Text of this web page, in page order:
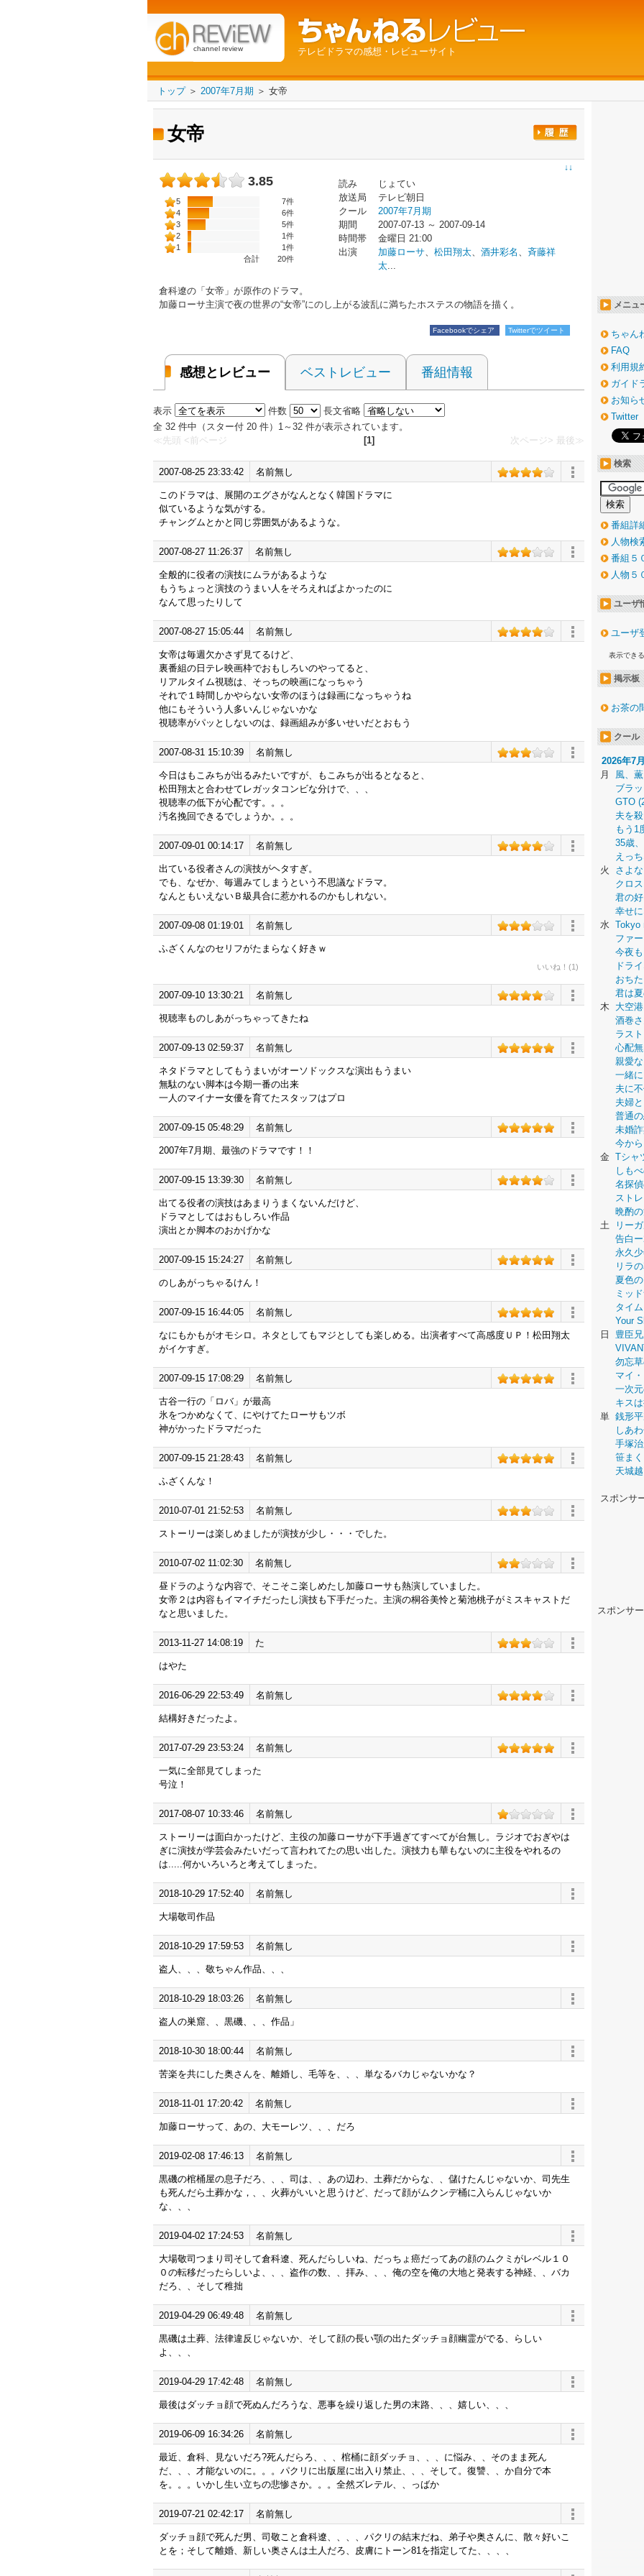
channel review テレビドラマの感想・レビューサイト
トップ＞ 2007年7月期 ＞ 女帝
女帝
↓↓
3.85
5
7件
4
6件
3
5件
2
1件
1
1件
合計
20件
読み
じょてい
放送局
テレビ朝日
クール
2007年7月期
期間
2007-07-13 ～ 2007-09-14
時間帯
金曜日 21:00
出演
加藤ローサ、 松田翔太、 酒井彩名 、 斉藤祥
太...
倉科遼の「女帝」が原作のドラマ。
加藤ローサ主演で夜の世界の“女帝”にのし上がる波乱に満ちたホステスの物語を描く。
Facebookでシェア Twitterでツイート
感想とレビュー ベストレビュー 番組情報
表示 件数
長文省略
全 32 件中（スター付 20 件）1～32 件が表示されています。
≪先頭 <前ページ 次ページ> 最後≫
[1]
2007-08-25 23:33:42 名前無し
このドラマは、展開のエグさがなんとなく韓国ドラマに
似ているような気がする。
チャングムとかと同じ雰囲気があるような。
2007-08-27 11:26:37 名前無し
全般的に役者の演技にムラがあるような
もうちょっと演技のうまい人をそろえればよかったのに
なんて思ったりして
2007-08-27 15:05:44 名前無し
女帝は毎週欠かさず見てるけど、
裏番組の日テレ映画枠でおもしろいのやってると、
リアルタイム視聴は、そっちの映画になっちゃう
それで１時間しかやらない女帝のほうは録画になっちゃうね
他にもそういう人多いんじゃないかな
視聴率がパッとしないのは、録画組みが多いせいだとおもう
2007-08-31 15:10:39 名前無し
今日はもこみちが出るみたいですが、もこみちが出るとなると、
松田翔太と合わせてレガッタコンビな分けで、、、
視聴率の低下が心配です。。。
汚名挽回できるでしょうか。。。
2007-09-01 00:14:17 名前無し
出ている役者さんの演技がヘタすぎ。
でも、なぜか、毎週みてしまうという不思議なドラマ。
なんともいえないＢ級具合に惹かれるのかもしれない。
2007-09-08 01:19:01 名前無し
ふざくんなのセリフがたまらなく好きｗ
いいね！(1)
2007-09-10 13:30:21 名前無し
視聴率ものしあがっちゃってきたね
2007-09-13 02:59:37 名前無し
ネタドラマとしてもうまいがオーソドックスな演出もうまい
無駄のない脚本は今期一番の出来
一人のマイナー女優を育てたスタッフはプロ
2007-09-15 05:48:29 名前無し
2007年7月期、最強のドラマです！！
2007-09-15 13:39:30 名前無し
出てる役者の演技はあまりうまくないんだけど、
ドラマとしてはおもしろい作品
演出とか脚本のおかげかな
2007-09-15 15:24:27 名前無し
のしあがっちゃるけん！
2007-09-15 16:44:05 名前無し
なにもかもがオモシロ。ネタとしてもマジとしても楽しめる。出演者すべて高感度ＵＰ！松田翔太
がイケすぎ。
2007-09-15 17:08:29 名前無し
古谷一行の「ロバ」が最高
氷をつかめなくて、にやけてたローサもツボ
神がかったドラマだった
2007-09-15 21:28:43 名前無し
ふざくんな！
2010-07-01 21:52:53 名前無し
ストーリーは楽しめましたが演技が少し・・・でした。
2010-07-02 11:02:30 名前無し
昼ドラのような内容で、そこそこ楽しめたし加藤ローサも熱演していました。
女帝２は内容もイマイチだったし演技も下手だった。主演の桐谷美怜と菊池桃子がミスキャストだ
なと思いました。
2013-11-27 14:08:19 た
はやた
2016-06-29 22:53:49 名前無し
結構好きだったよ。
2017-07-29 23:53:24 名前無し
一気に全部見てしまった
号泣！
2017-08-07 10:33:46 名前無し
ストーリーは面白かったけど、主役の加藤ローサが下手過ぎてすべてが台無し。ラジオでおぎやは
ぎに演技が学芸会みたいだって言われてたの思い出した。演技力も華もないのに主役をやれるの
は.....何かいろいろと考えてしまった。
2018-10-29 17:52:40 名前無し
大場敬司作品
2018-10-29 17:59:53 名前無し
盗人、、、敬ちゃん作品、、、
2018-10-29 18:03:26 名前無し
盗人の巣窟、、黒磯、、、作品」
2018-10-30 18:00:44 名前無し
苦楽を共にした奥さんを、離婚し、毛等を、、、単なるバカじゃないかな？
2018-11-01 17:20:42 名前無し
加藤ローサって、あの、大モーレツ、、、だろ
2019-02-08 17:46:13 名前無し
黒磯の棺桶屋の息子だろ、、、司は、、あの辺わ、土葬だからな、、儲けたんじゃないか、司先生
も死んだら土葬かな，、、火葬がいいと思うけど、だって顔がムクンデ桶に入らんじゃないか
な、、、
2019-04-02 17:24:53 名前無し
大場敬司つまり司そして倉科遼、死んだらしいね、だっちょ癌だってあの顔のムクミがレベル１０
０の転移だったらしいよ、、、盗作の数、、拝み、、、俺の空を俺の大地と発表する神経、、バカ
だろ、、そして稚拙
2019-04-29 06:49:48 名前無し
黒磯は土葬、法律違反じゃないか、そして顔の長い顎の出たダッチョ顔幽霊がでる、らしい
よ、、、
2019-04-29 17:42:48 名前無し
最後はダッチョ顔で死ぬんだろうな、悪事を繰り返した男の末路、、、嬉しい、、、
2019-06-09 16:34:26 名前無し
最近、倉科、見ないだろ?死んだらろ、、、棺桶に顔ダッチョ、、、に悩み、、そのまま死ん
だ、、、才能ないのに。。。パクリに出版屋に出入り禁止、、、そして。復讐、、か自分で本
を。。。いかし生い立ちの悲惨さか。。。全然ズレテル、、っばか
2019-07-21 02:42:17 名前無し
ダッチョ顔で死んだ男、司敬こと倉科遼、、、、パクリの結末だね、弟子や奥さんに、散々好いこ
とを；そして離婚、新しい奥さんは土人だろ、皮膚にトーン81を指定してた、、、、
メニュ
ちゃん
FAQ
利用規
ガイド
お知ら
Twitter
検索
番組詳
人物検
番組５
人物５
ユーザ
ユーザ
表示でき
掲示板
お茶の
クール
2026年7
月
風、
ブラ
GTO
夫を
もう1
35歳
えっ
火
さよ
クロ
君の
幸せ
水 Tokyo
ファ
今夜
ドラ
おち
君は
木
大空
酒巻
ラス
心配
親愛
一緒
夫に
夫婦
普通
未婚
今か
金 Tシャ
しも
名探
スト
晩酌
土
リー
告白
永久
リラ
夏色
ミッ
タイ
Your
日
豊臣
勿忘
マイ
一次
キス
単 銭形
しあ
手塚
笹ま
天城
スポンサ
スポンサ